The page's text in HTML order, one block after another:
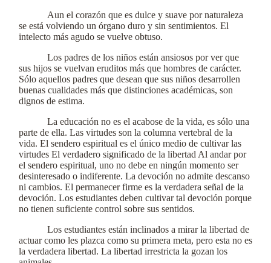
Aun el corazón que es dulce y suave por naturaleza
se está volviendo un órgano duro y sin sentimientos. El
intelecto más agudo se vuelve obtuso.
Los padres de los niños están ansiosos por ver que
sus hijos se vuelvan eruditos más que hombres de carácter.
Sólo aquellos padres que desean que sus niños desarrollen
buenas cualidades más que distinciones académicas, son
dignos de estima.
La educación no es el acabose de la vida, es sólo una
parte de ella. Las virtudes son la columna vertebral de la
vida. El sendero espiritual es el único medio de cultivar las
virtudes El verdadero significado de la libertad Al andar por
el sendero espiritual, uno no debe en ningún momento ser
desinteresado o indiferente. La devoción no admite descanso
ni cambios. El permanecer firme es la verdadera señal de la
devoción. Los estudiantes deben cultivar tal devoción porque
no tienen suficiente control sobre sus sentidos.
Los estudiantes están inclinados a mirar la libertad de
actuar como les plazca como su primera meta, pero esta no es
la verdadera libertad. La libertad irrestricta la gozan los